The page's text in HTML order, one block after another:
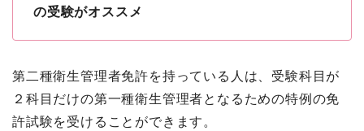
の受験がオススメ
第二種衛生管理者免許を持っている人は、受験科目が
２科目だけの第一種衛生管理者となるための特例の免
許試験を受けることができます。